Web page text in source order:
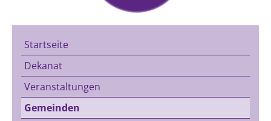
Startseite
Dekanat
Veranstaltungen
Gemeinden